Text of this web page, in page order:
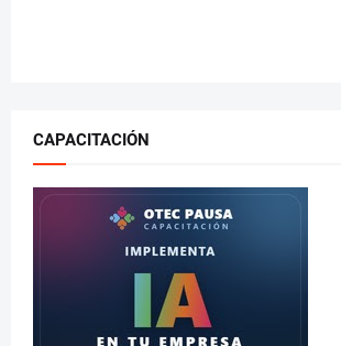
CAPACITACIÓN